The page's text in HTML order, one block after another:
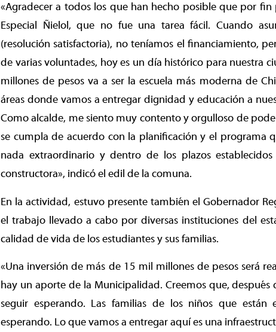
«Agradecer a todos los que han hecho posible que por fin
Especial Ñielol, que no fue una tarea fácil. Cuando
(resolución satisfactoria), no teníamos el financiamiento,
de varias voluntades, hoy es un día histórico para nuestra
millones de pesos va a ser la escuela más moderna de
áreas donde vamos a entregar dignidad y educación a
Como alcalde, me siento muy contento y orgulloso de
se cumpla de acuerdo con la planificación y el programa
nada extraordinario y dentro de los plazos
constructora», indicó el edil de la comuna.
En la actividad, estuvo presente también el Gobernador
el trabajo llevado a cabo por diversas instituciones del
calidad de vida de los estudiantes y sus familias.
«Una inversión de más de 15 mil millones de pesos será
hay un aporte de la Municipalidad. Creemos que, después
seguir esperando. Las familias de los niños que están
esperando. Lo que vamos a entregar aquí es una